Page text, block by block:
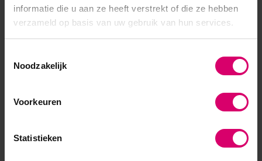
informatie die u aan ze heeft verstrekt of die ze hebben
verzameld op basis van uw gebruik van hun services.
Noodzakelijk
Voorkeuren
Statistieken